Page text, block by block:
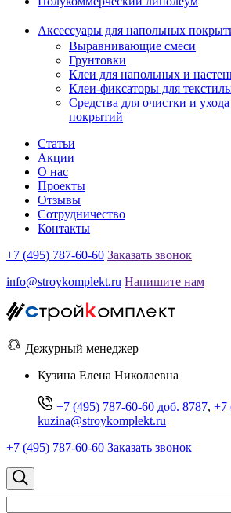
Аксессуары для напольных
Выравнивающие смеси
Грунтовки
Клеи для напольных и
Клеи-фиксаторы для
Средства для очистки и
покрытий
Статьи
Акции
О нас
Проекты
Отзывы
Сотрудничество
Контакты
+7 (495) 787-60-60 Заказать звонок
info@stroykomplekt.ru Напишите нам
Дежурный менеджер
Кузина Елена Николаевна
+7 (495) 787-60-60 доб. 8787, +7
kuzina@stroykomplekt.ru
+7 (495) 787-60-60 Заказать звонок